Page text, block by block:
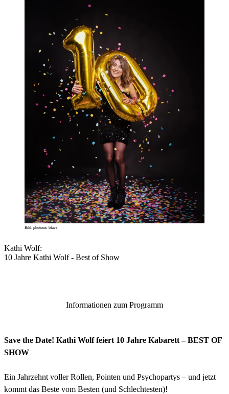
Bild: photonic blues
Kathi Wolf:
10 Jahre Kathi Wolf - Best of Show
Informationen zum Programm
Save the Date! Kathi Wolf feiert 10 Jahre Kabarett – BEST OF
SHOW
Ein Jahrzehnt voller Rollen, Pointen und Psychopartys – und jetzt
kommt das Beste vom Besten (und Schlechtesten)!